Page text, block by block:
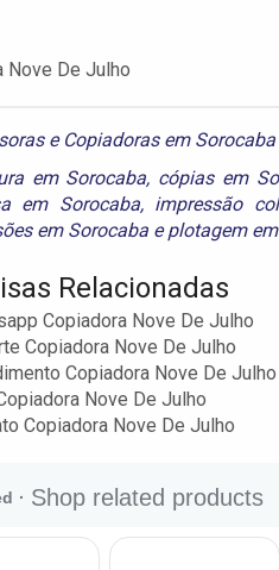
Nove De Julho
e Copiadoras em Sorocaba
em Sorocaba, cópias em
em Sorocaba, impressão
em Sorocaba eplotagem
Relacionadas
Copiadora Nove De Julho
Copiadora Nove De Julho
Copiadora Nove De Julho
Nove De Julho
Copiadora Nove De Julho